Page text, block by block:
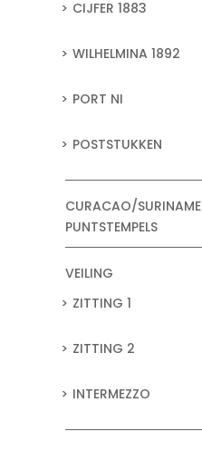
CIJFER 1883
WILHELMINA 1892
PORT NI
POSTSTUKKEN
CURACAO/SURINAME
PUNTSTEMPELS
VEILING
ZITTING 1
ZITTING 2
INTERMEZZO